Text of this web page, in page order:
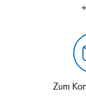
Zum